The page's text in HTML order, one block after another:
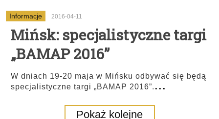
Informacje 2016-04-11
Mińsk: specjalistyczne targi
„BAMAP 2016”
W dniach 19-20 maja w Mińsku odbywać się będą
specjalistyczne targi „BAMAP 2016”. ...
Pokaż kolejne